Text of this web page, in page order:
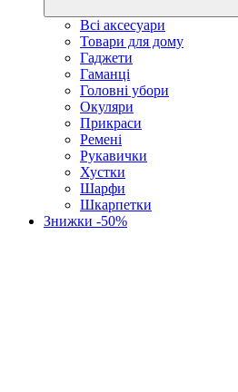
Всі аксесуари
Товари для дому
Гаджети
Гаманці
Головні убори
Окуляри
Прикраси
Ремені
Рукавички
Хустки
Шарфи
Шкарпетки
Знижки -50%